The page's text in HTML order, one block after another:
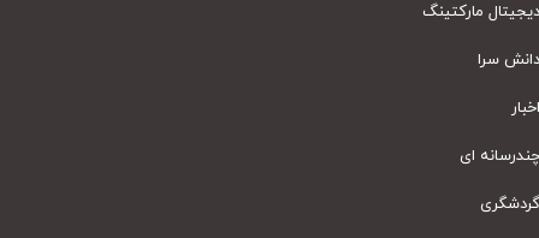
مارکتینگ
سرا
ای